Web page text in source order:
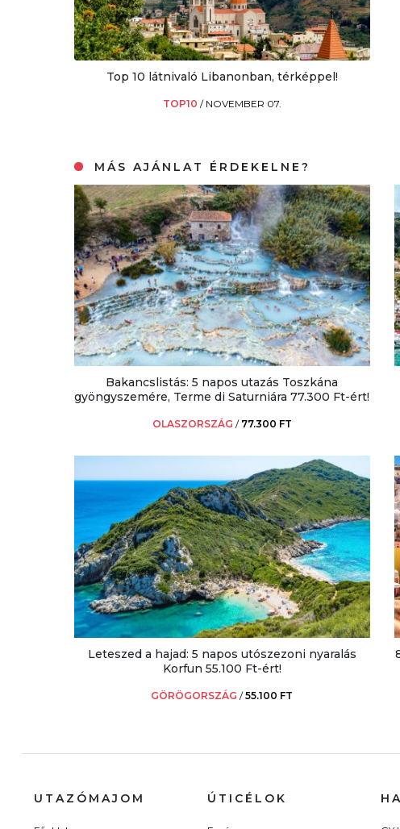
Top 10 látnivaló Libanonban, térképpel!
TOP10 / NOVEMBER 07.
MÁS AJÁNLAT ÉRDEKELNE?
Bakancslistás: 5 napos utazás Toszkána
gyöngyszemére, Terme di Saturniára 77.300 Ft-ért!
OLASZORSZÁG / 77.300 FT
Leteszed a hajad: 5 napos utószezoni nyaralás
Korfun 55.100 Ft-ért!
GÖRÖGORSZÁG /55.100 FT
UTAZÓMAJOM ÚTICÉLOK